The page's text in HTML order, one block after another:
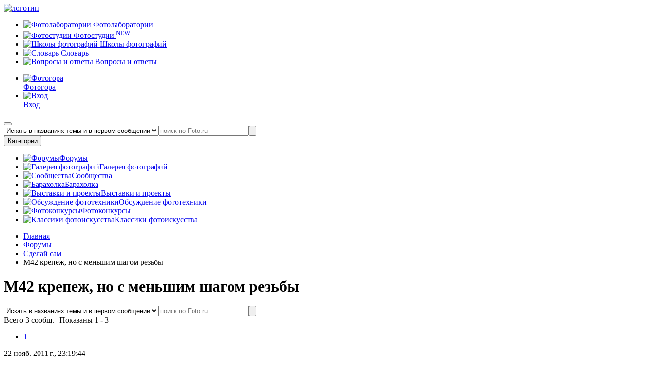
Фотолаборатории
Фотостудии NEW
Школы фотографий
Словарь
Вопросы и ответы
Фотогора
Вход
Категории
Форумы
Галерея фотографий
Сообщества
Барахолка
Выставки и проекты
Обсуждение фототехники
Фотоконкурсы
Классики фотоискусства
Главная
Форумы
Сделай сам
М42 крепеж, но с меньшим шагом резьбы
М42 крепеж, но с меньшим шагом резьбы
Всего 3 сообщ. | Показаны 1 - 3
1
22 нояб. 2011 г., 23:19:44